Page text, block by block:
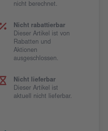
nicht berechnet.
Nicht rabattierbar
Dieser Artikel ist von
Rabatten und
Aktionen
ausgeschlossen.
Nicht lieferbar
Dieser Artikel ist
aktuell nicht lieferbar.